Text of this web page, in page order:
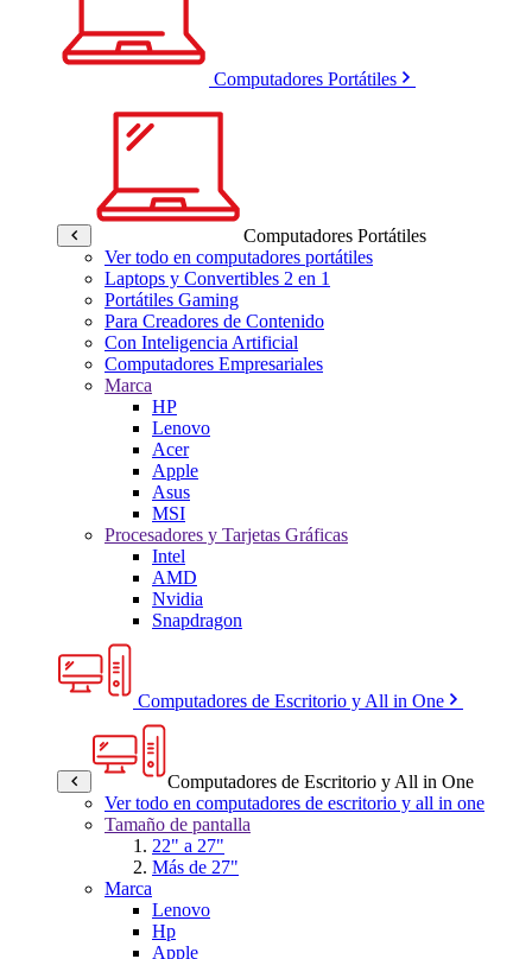
Computadores Portátiles
Computadores Portátiles
Ver todo en computadores portátiles
Laptops y Convertibles 2 en 1
Portátiles Gaming
Para Creadores de Contenido
Con Inteligencia Artificial
Computadores Empresariales
Marca
HP
Lenovo
Acer
Apple
Asus
MSI
Procesadores y Tarjetas Gráficas
Intel
AMD
Nvidia
Snapdragon
Computadores de Escritorio y All in One
Computadores de Escritorio y All in One
Ver todo en computadores de escritorio y all in one
Tamaño de pantalla
22" a 27"
Más de 27"
Marca
Lenovo
Hp
Apple